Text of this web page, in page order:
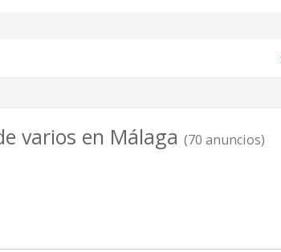
varios en Málaga (70 anuncios)